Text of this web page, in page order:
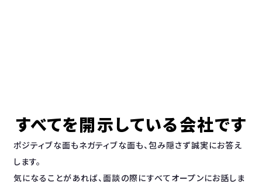
すべてを開示している会社です
ポジティブな面もネガティブな面も、包み隠さず誠実にお答え
します。
気になることがあれば、面談の際にすべてオープンにお話しま